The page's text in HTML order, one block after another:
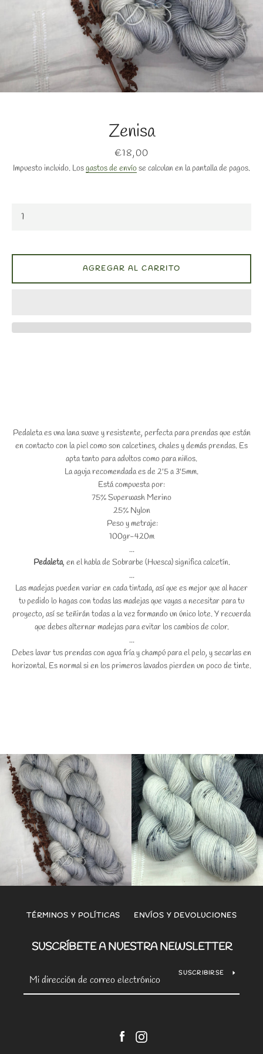
Zenisa
Precio
€18,00
Impuesto incluido. Losgastos de envíose calculan en la pantalla de pagos.
Pedaleta es una lana suave y resistente, perfecta para prendas que están
en contacto con la piel como son calcetines, chales y demás prendas. Es
apta tanto para adultos como para niños.
La aguja recomendada es de 2'5 a 3'5mm.
Está compuesta por:
75% Superwash Merino
25% Nylon
Peso y metraje:
100gr-420m
...
Pedaleta, en el habla de Sobrarbe (Huesca) significa calcetín.
...
Las madejas pueden variar en cada tintada, así que es mejor que al hacer
tu pedido lo hagas con todas las madejas que vayas a necesitar para tu
proyecto, así se teñirán todas a la vez formando un único lote. Y recuerda
que debes alternar madejas para evitar los cambios de color.
...
Debes lavar tus prendas con agua fría y champú para el pelo, y secarlas en
horizontal. Es normal si en los primeros lavados pierden un poco de tinte.
AGREGAR AL CARRITO
TÉRMINOS Y POLÍTICAS ENVÍOS Y DEVOLUCIONES
SUSCRÍBETE A NUESTRA NEWSLETTER
SUSCRIBIRSE
FacebookInstagram